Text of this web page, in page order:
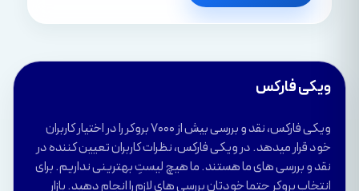
ویکی فارکس
ویکی فارکس، نقد و بررسی بیش از 7000 بروکر را در اختیار کاربران
خود قرار میدهد. در ویکی فارکس، نظرات کاربران تعیین کننده در
نقد و بررسی های ما هستند. ما هیچ لیستِ بهترینی نداریم. برای
انتخاب بروکر حتما خودتان بررسی های لازم را انجام دهید. بازار